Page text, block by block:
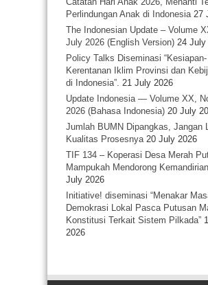
Perlindungan Anak di Indonesia 27
The Indonesian Update – Volume
July 2026 (English Version) 24 July
Policy Talks Diseminasi “Kesiapan-
Kerentanan Iklim Provinsi dan
di Indonesia”. 21 July 2026
Update Indonesia — Volume XX,
2026 (Bahasa Indonesia) 20 July
Jumlah BUMN Dipangkas, Jangan
Kualitas Prosesnya 20 July 2026
TIF 134 – Koperasi Desa Merah
Mampukah Mendorong
July 2026
Initiative! diseminasi “Menakar
Demokrasi Lokal Pasca Putusan
Konstitusi Terkait Sistem Pilkada”
2026